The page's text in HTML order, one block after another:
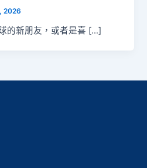
2026
的新朋友，或者是喜 […]